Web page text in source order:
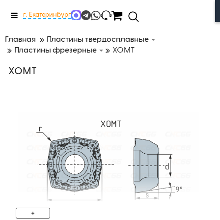
Меню
г. Екатеринбург
Главная
Пластины твердосплавные
Пластины фрезерные
XOMT
XOMT
+